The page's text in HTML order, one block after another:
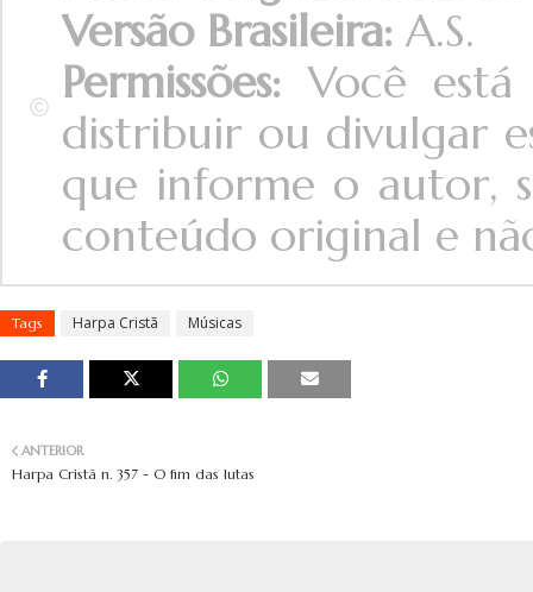
Versão Brasileira:A.S.
Permissões:Você
distribuir ou divulgar
que informe o autor,
conteúdo original e
Tags Harpa Cristã Músicas
ANTERIOR
Harpa Cristã n. 357 - O fim das lutas